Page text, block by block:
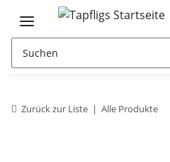
Zurück zur Liste Alle Produkte